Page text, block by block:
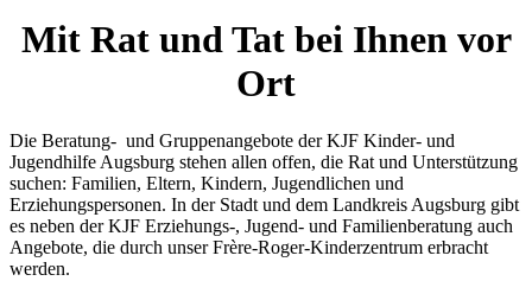
Mit Rat und Tat bei Ihnen vor
Ort
Die Beratung- und Gruppenangebote der KJF Kinder- und
Jugendhilfe Augsburg stehen allen offen, die Rat und Unterstützung
suchen: Familien, Eltern, Kindern, Jugendlichen und
Erziehungspersonen. In der Stadt und dem Landkreis Augsburg gibt
es neben der KJF Erziehungs-, Jugend- und Familienberatung auch
Angebote, die durch unser Frère-Roger-Kinderzentrum erbracht
werden.